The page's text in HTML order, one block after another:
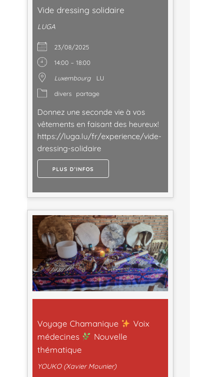
Vide dressing solidaire
LUGA
23/08/2025
14:00 – 18:00
Luxembourg
LU
divers
partage
Donnez une seconde vie à vos
vêtements en faisant des heureux!
https://luga.lu/fr/experience/vide-
dressing-solidaire
PLUS D’INFOS
Voyage Chamanique
Voix
médecines
Nouvelle
thématique
YOUKO (Xavier Mounier)